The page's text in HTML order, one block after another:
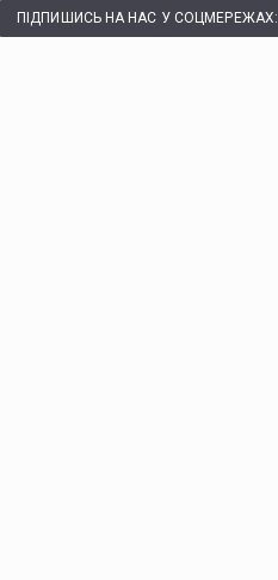
ПІДПИШИСЬ НА НАС У СОЦМЕРЕЖАХ: